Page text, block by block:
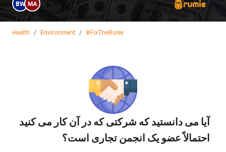
BW MA
Health / Environment / #FixTheRules
آیا می دانستید که شرکتی که در آن کار می کنید
احتمالاً عضو یک انجمن تجاری است؟